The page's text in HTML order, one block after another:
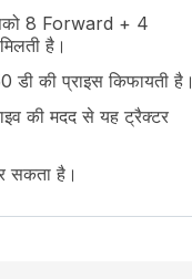
8 Forward + 4
है।
की प्राइस किफायती है।
की मदद से यह ट्रैक्टर
सकता है।